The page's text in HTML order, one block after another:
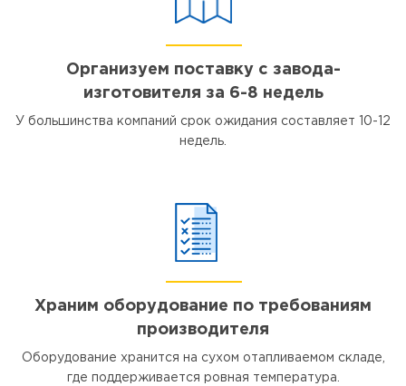
Организуем поставку с завода-
изготовителя за 6-8 недель
У большинства компаний срок ожидания составляет 10-12
недель.
Храним оборудование по требованиям
производителя
Оборудование хранится на сухом отапливаемом складе,
где поддерживается ровная температура.